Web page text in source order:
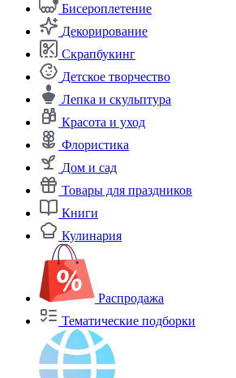
Бисероплетение
Декорирование
Скрапбукинг
Детское творчество
Лепка и скульптура
Красота и уход
Флористика
Дом и сад
Товары для праздников
Книги
Кулинария
Распродажа
Тематические подборки